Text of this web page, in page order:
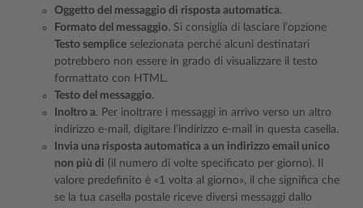
Oggetto del messaggio di risposta automatica.
Formato del messaggio. Si consiglia di lasciare l’opzione
Testo semplice selezionata perché alcuni destinatari
potrebbero non essere in grado di visualizzare il testo
formattato con HTML.
Testo del messaggio.
Inoltro a. Per inoltrare i messaggi in arrivo verso un altro
indirizzo e-mail, digitare l’indirizzo e-mail in questa casella.
Invia una risposta automatica a un indirizzo email unico
non più di (il numero di volte specificato per giorno). Il
valore predefinito è «1 volta al giorno», il che significa che
se la tua casella postale riceve diversi messaggi dallo